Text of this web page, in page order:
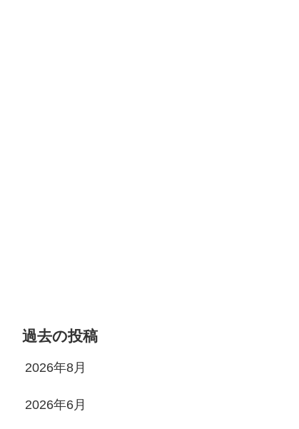
過去の投稿
2026年8月
2026年6月